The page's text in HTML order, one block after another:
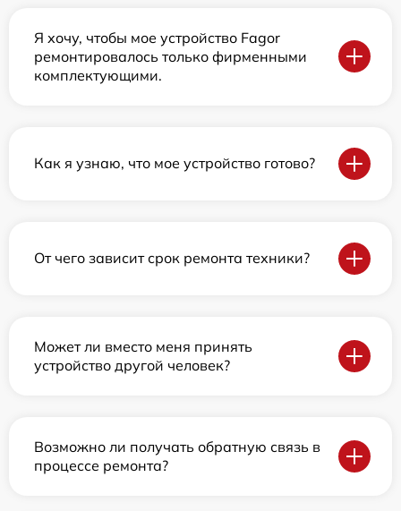
Я хочу, чтобы мое устройство Fagor
ремонтировалось только фирменными
комплектующими.
Как я узнаю, что мое устройство готово?
От чего зависит срок ремонта техники?
Может ли вместо меня принять
устройство другой человек?
Возможно ли получать обратную связь в
процессе ремонта?